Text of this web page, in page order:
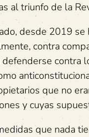
al triunfo de la
desde 2019
contra
contra
que no
y cuyas
que nada